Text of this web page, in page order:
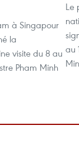
à Singapour
la
visite du 8 au
Pham Minh
Le
au